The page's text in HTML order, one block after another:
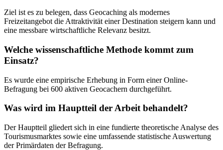
Ziel ist es zu belegen, dass Geocaching als modernes
Freizeitangebot die Attraktivität einer Destination steigern kann und
eine messbare wirtschaftliche Relevanz besitzt.
Welche wissenschaftliche Methode kommt zum
Einsatz?
Es wurde eine empirische Erhebung in Form einer Online-
Befragung bei 600 aktiven Geocachern durchgeführt.
Was wird im Hauptteil der Arbeit behandelt?
Der Hauptteil gliedert sich in eine fundierte theoretische Analyse des
Tourismusmarktes sowie eine umfassende statistische Auswertung
der Primärdaten der Befragung.